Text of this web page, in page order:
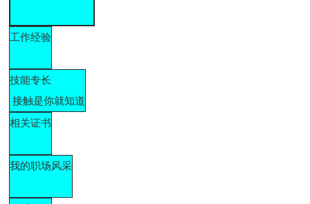
工作经验
技能专长
接触是你就知道
相关证书
我的职场风采